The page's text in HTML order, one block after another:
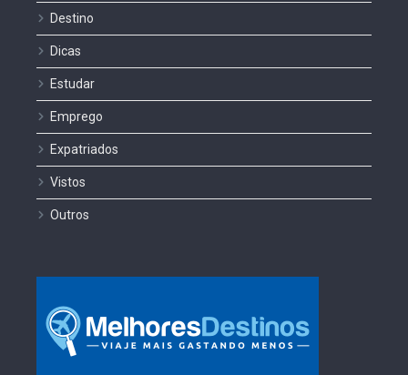
Destino
Dicas
Estudar
Emprego
Expatriados
Vistos
Outros